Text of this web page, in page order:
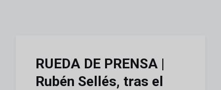
RUEDA DE PRENSA |
Rubén Sellés, tras el